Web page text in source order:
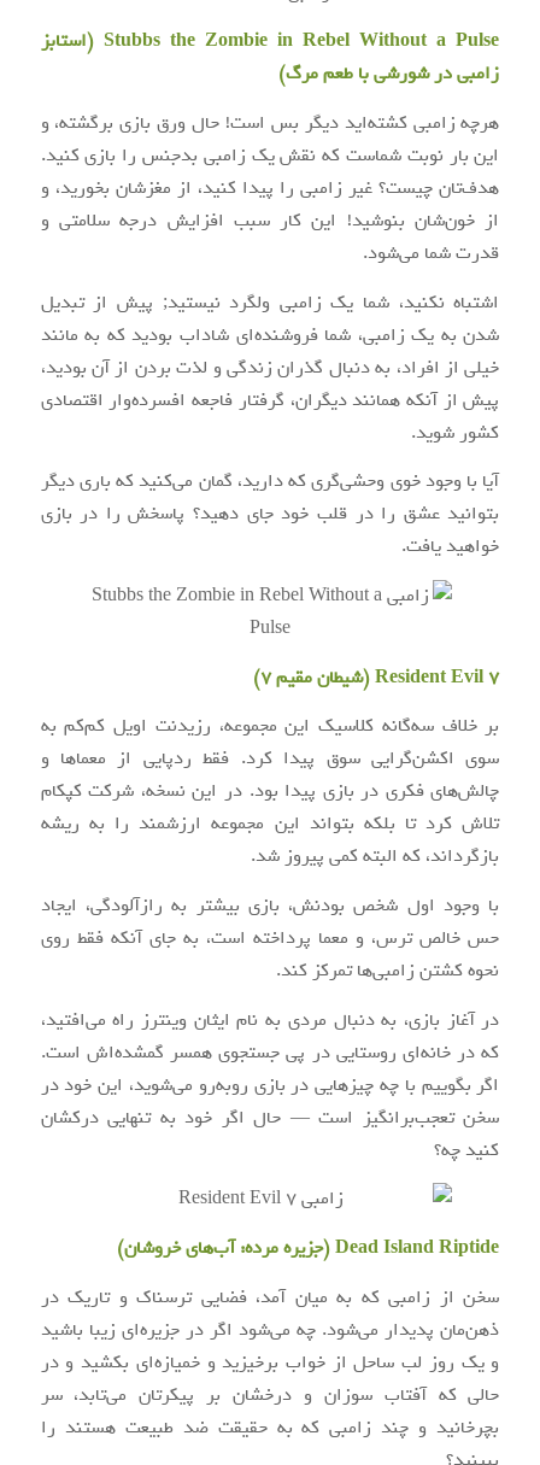
Stubbs the Zombie in Rebel Without a Pulse (استابز
زامبی در شورشی با طعم مرگ)
هرچه زامبی کشته‌اید دیگر بس است! حال ورق بازی برگشته، و
این بار نوبت شماست که نقش یک زامبی بدجنس را بازی کنید.
هدف‌تان چیست؟ غیر زامبی را پیدا کنید، از مغزشان بخورید، و
از خون‌شان بنوشید! این کار سبب افزایش درجه سلامتی و
قدرت شما می‌شود.
اشتباه نکنید، شما یک زامبی ولگرد نیستید; پیش از تبدیل
شدن به یک زامبی، شما فروشنده‌ای شاداب بودید که به مانند
خیلی از افراد، به دنبال گذران زندگی و لذت بردن از آن بودید،
پیش از آنکه همانند دیگران، گرفتار فاجعه افسرده‌وار اقتصادی
کشور شوید.
آیا با وجود خوی وحشی‌گری که دارید، گمان می‌کنید که باری دیگر
بتوانید عشق را در قلب خود جای دهید؟ پاسخش را در بازی
خواهید یافت.
Resident Evil 7 (شیطان مقیم ۷)
بر خلاف سه‌گانه کلاسیک این مجموعه، رزیدنت اویل کم‌کم به
سوی اکشن‌گرایی سوق پیدا کرد. فقط ردپایی از معماها و
چالش‌های فکری در بازی پیدا بود. در این نسخه، شرکت کپکام
تلاش کرد تا بلکه بتواند این مجموعه ارزشمند را به ریشه
بازگرداند، که البته کمی پیروز شد.
با وجود اول شخص بودنش، بازی بیشتر به رازآلودگی، ایجاد
حس خالص ترس، و معما پرداخته است، به جای آنکه فقط روی
نحوه کشتن زامبی‌ها تمرکز کند.
در آغاز بازی، به دنبال مردی به نام ایثان وینترز راه می‌افتید،
که در خانه‌ای روستایی در پی جستجوی همسر گمشده‌اش است.
اگر بگوییم با چه چیزهایی در بازی روبه‌رو می‌شوید، این خود در
سخن تعجب‌برانگیز است — حال اگر خود به تنهایی درکشان
کنید چه؟
Dead Island Riptide ( جزیره مرده: آب‌های خروشان)
سخن از زامبی که به میان آمد، فضایی ترسناک و تاریک در
ذهن‌مان پدیدار می‌شود. چه می‌شود اگر در جزیره‌ای زیبا باشید
و یک روز لب ساحل از خواب برخیزید و خمیازه‌ای بکشید و در
حالی که آفتاب سوزان و درخشان بر پیکرتان می‌تابد، سر
بچرخانید و چند زامبی که به حقیقت ضد طبیعت هستند را